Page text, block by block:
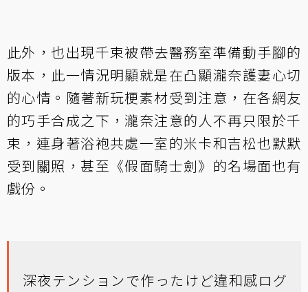
此外，也出現千束被帶去醫務室準備動手腳的
版本，此一情況明顯就是在凸顯瀧奈護妻心切
的心情。隨著新玩梗素材受到注意，在各網友
的巧手合成之下，瀧奈注意的人不再只限於千
束，連身著浴袍共處一室的米卡和吉松也默默
受到關照，甚至《假面騎士劍》的名場面也有
戲份。
深夜テンションで作ったけど違和感ログ